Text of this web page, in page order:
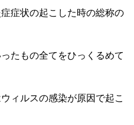
症状の起こした時の総称の
たもの全てをひっくるめて
ィルスの感染が原因で起こ